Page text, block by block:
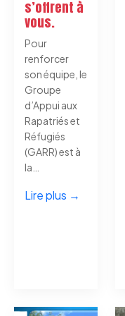
s’offrent à
vous.
Pour
renforcer
son équipe, le
Groupe
d’Appui aux
Rapatriés et
Réfugiés
(GARR) est à
la…
Lire plus →